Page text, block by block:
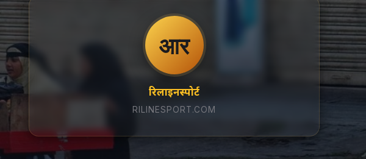
आर
रिलाइनस्पोर्ट
RILINESPORT.COM